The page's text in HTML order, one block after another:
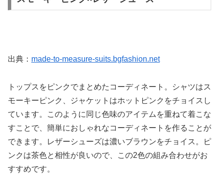
出典： made-to-measure-suits.bgfashion.net
トップスをピンクでまとめたコーディネート。シャツはス
モーキーピンク、ジャケットはホットピンクをチョイスし
ています。このように同じ色味のアイテムを重ねて着こな
すことで、簡単におしゃれなコーディネートを作ることが
できます。レザーシューズは濃いブラウンをチョイス。ピ
ンクは茶色と相性が良いので、この2色の組み合わせがお
すすめです。